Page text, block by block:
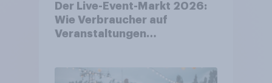
Der Live-Event-Markt 2026:
Wie Verbraucher auf
Veranstaltungen